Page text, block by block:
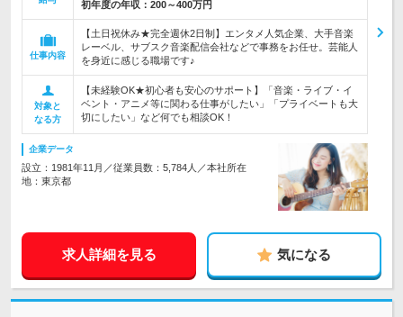
初年度の年収： 200～400万円
仕事内容
【土日祝休み★完全週休2日制】エンタメ人気企業、大手音楽
レーベル、サブスク音楽配信会社などで事務をお任せ。芸能人
を身近に感じる職場です♪
対象と
なる方
【未経験OK★初心者も安心のサポート】「音楽・ライブ・イ
ベント・アニメ等に関わる仕事がしたい」「プライベートも大
切にしたい」など何でも相談OK！
企業データ
設立：1981年11月／従業員数：5,784人／本社所在
地：東京都
求人詳細を見る 気になる